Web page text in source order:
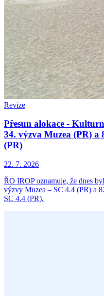
Revize
Přesun alokace -
34. výzva Muzea (PR) a
(PR)
22. 7. 2026
ŘO IROP oznamuje, že dnes
výzvy Muzea – SC 4.4 (PR) a
SC 4.4 (PR).